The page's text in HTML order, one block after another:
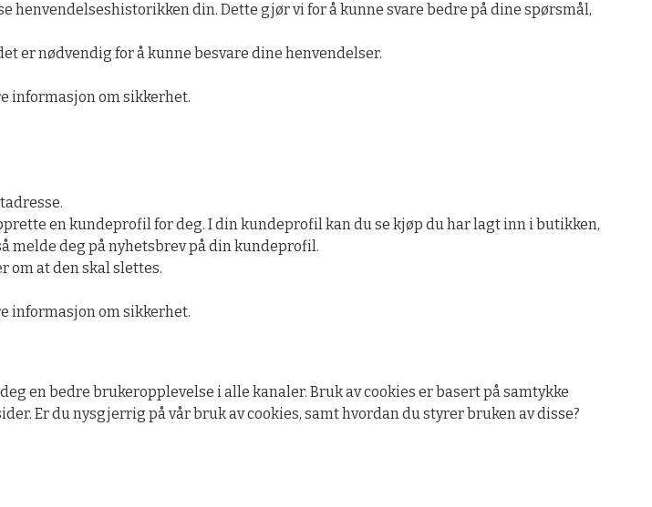
din. Dette gjør vi for å kunne svare bedre på dine spørsmål,
er nødvendig for å kunne besvare dine henvendelser.
informasjon om sikkerhet.
en kundeprofil for deg. I din kundeprofil kan du se kjøp du har lagt inn i butikken,
melde deg på nyhetsbrev på din kundeprofil.
at den skal slettes.
informasjon om sikkerhet.
en bedre brukeropplevelse i alle kanaler. Bruk av cookies er basert på samtykke
Er du nysgjerrig på vår bruk av cookies, samt hvordan du styrer bruken av disse?